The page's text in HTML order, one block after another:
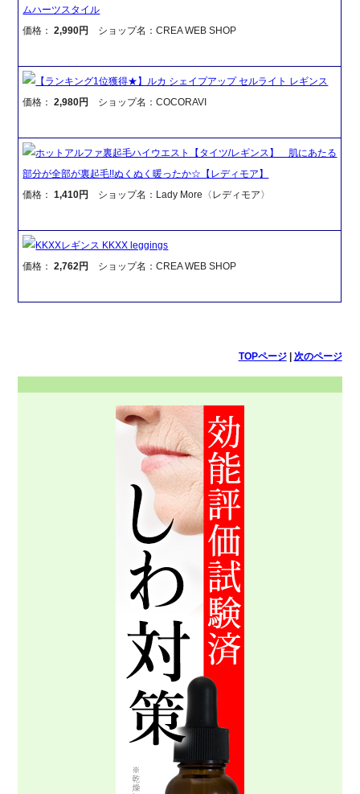
ムハーツスタイル
価格：2,990円 ショップ名：CREA WEB SHOP
【ランキング1位獲得★】ルカ シェイプアップ セルライト レギンス
価格：2,980円 ショップ名：COCORAVI
ホットアルファ裏起毛ハイウエスト【タイツ/レギンス】 肌にあたる
部分が全部が裏起毛!!ぬくぬく暖ったか☆【レディモア】
価格：1,410円 ショップ名：Lady More〈レディモア〉
KKXXレギンス KKXX leggings
価格：2,762円 ショップ名：CREA WEB SHOP
TOPページ| 次のページ